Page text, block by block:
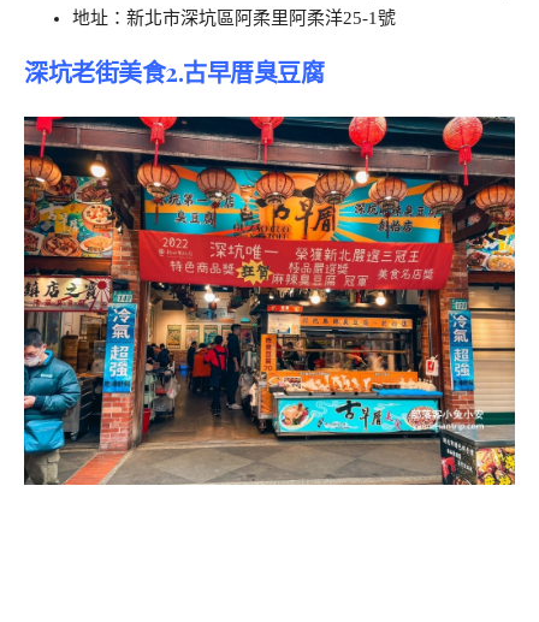
地址：新北市深坑區阿柔里阿柔洋25-1號
深坑老街美食2.古早厝臭豆腐